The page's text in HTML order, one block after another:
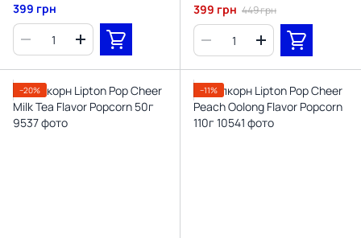
399 грн 399 грн 449 грн
−20% −11%